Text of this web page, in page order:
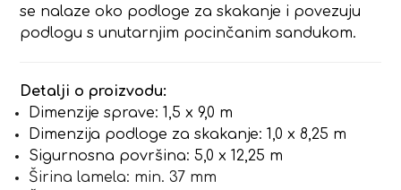
se nalaze oko podloge za skakanje i povezuju
podlogu s unutarnjim pocinčanim sandukom.
Detalji o proizvodu:
Dimenzije sprave: 1,5 x 9,0 m
Dimenzija podloge za skakanje: 1,0 x 8,25 m
Sigurnosna površina: 5,0 x 12,25 m
Širina lamela: min. 37 mm